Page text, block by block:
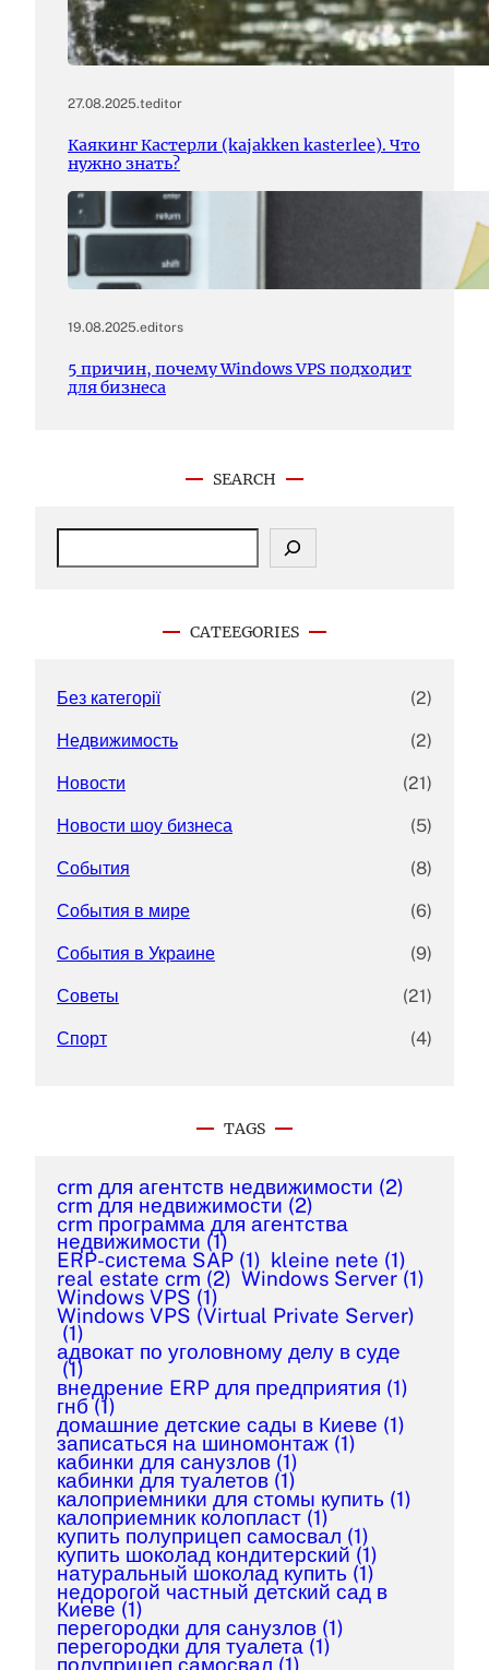
27.08.2025.teditor
Каякинг Кастерли (kajakken kasterlee). Что
нужно знать?
19.08.2025.editors
5 причин, почему Windows VPS подходит
для бизнеса
SEARCH
S
CATEEGORIES
Без категорії (2)
Недвижимость (2)
Новости (21)
Новости шоу бизнеса (5)
События (8)
События в мире (6)
События в Украине (9)
Советы (21)
Спорт (4)
TAGS
crm для агентств недвижимости (2)
crm для недвижимости (2)
crm программа для агентства
недвижимости (1)
ERP-система SAP (1) kleine nete (1)
real estate crm (2) Windows Server (1)
Windows VPS (1)
Windows VPS (Virtual Private Server)
(1)
адвокат по уголовному делу в суде
(1)
внедрение ERP для предприятия (1)
гнб (1)
домашние детские сады в Киеве (1)
записаться на шиномонтаж (1)
кабинки для санузлов (1)
кабинки для туалетов (1)
калоприемники для стомы купить (1)
калоприемник колопласт (1)
купить полуприцеп самосвал (1)
купить шоколад кондитерский (1)
натуральный шоколад купить (1)
недорогой частный детский сад в
Киеве (1)
перегородки для санузлов (1)
перегородки для туалета (1)
полуприцеп самосвал (1)